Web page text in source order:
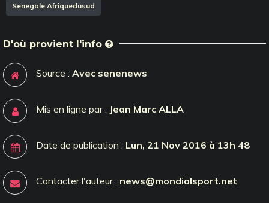
Senegale Afriquedusud
D'où provient l'info
Source : Avec senenews
Mis en ligne par : Jean Marc ALLA
Date de publication : Lun, 21 Nov 2016 à 13h 48
Contacter l'auteur : news@mondialsport.net